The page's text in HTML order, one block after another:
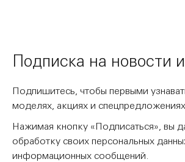
Подписка на новости
Подпишитесь, чтобы первыми
моделях, акциях и спецпредложениях.
Нажимая кнопку «Подписаться», вы
обработку своих персональных
информационных сообщений.